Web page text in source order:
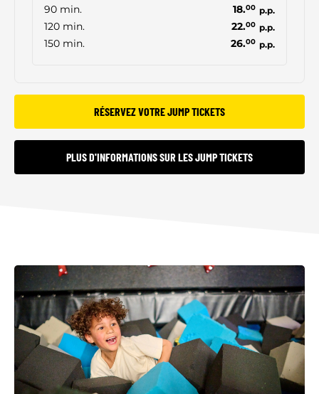
90 min. 18.00 p.p.
120 min. 22.00 p.p.
150 min. 26.00 p.p.
RÉSERVEZ VOTRE JUMP TICKETS
PLUS D'INFORMATIONS SUR LES JUMP TICKETS